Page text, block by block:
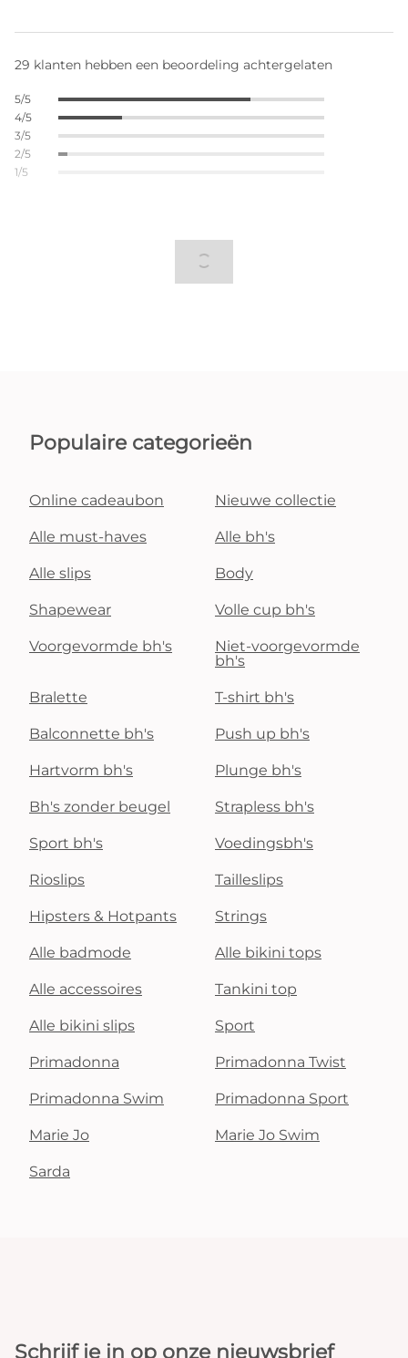
29 klanten hebben een beoordeling achtergelaten
5/5
4/5
3/5
2/5
1/5
Populaire categorieën
Online cadeaubon Nieuwe collectie
Alle must-haves Alle bh's
Alle slips Body
Shapewear Volle cup bh's
Voorgevormde bh's
Niet-voorgevormde
bh's
Bralette T-shirt bh's
Balconnette bh's Push up bh's
Hartvorm bh's Plunge bh's
Bh's zonder beugel Strapless bh's
Sport bh's Voedingsbh's
Rioslips Tailleslips
Hipsters & Hotpants Strings
Alle badmode Alle bikini tops
Alle accessoires Tankini top
Alle bikini slips Sport
Primadonna Primadonna Twist
Primadonna Swim Primadonna Sport
Marie Jo Marie Jo Swim
Sarda
Schrijf je in op onze nieuwsbrief